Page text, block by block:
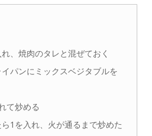
、焼肉のタレと混ぜておく
パンにミックスベジタブルを
て炒める
1を入れ、火が通るまで炒めた